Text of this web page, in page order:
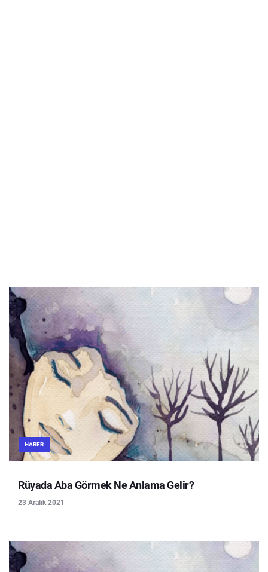
HABER
Rüyada Aba Görmek Ne Anlama Gelir?
23 Aralık 2021